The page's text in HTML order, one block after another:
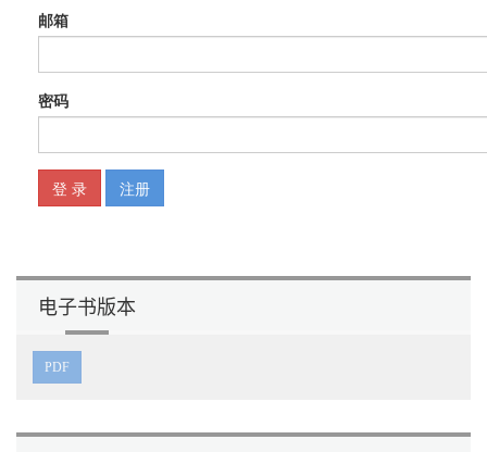
第14章 可扩展性设计之数据切分
第16章 MySQL Cluster
第18章 高可用设计之MySQL监控
电子书版本
PDF